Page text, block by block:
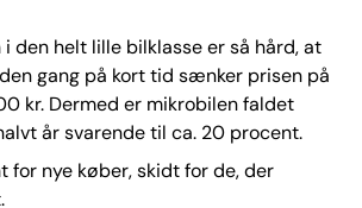
i den helt lille bilklasse er så hård, at
gang på kort tid sænker prisen på
kr. Dermed er mikrobilen faldet
år svarende til ca. 20 procent.
for nye køber, skidt for de, der